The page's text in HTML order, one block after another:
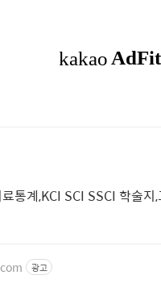
통계,KCI SCI SSCI 학술지
광고